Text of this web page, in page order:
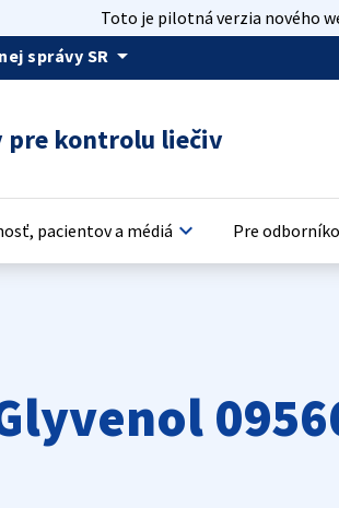
Toto je pilotná verzia nového
správy SR arrow_drop_down
pre kontrolu liečiv
pacientov a médiá keyboard_arrow_down Pre